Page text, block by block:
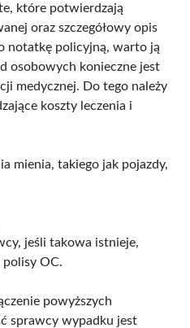
które potwierdzają
oraz szczegółowy opis
notatkę policyjną, warto ją
osobowych konieczne jest
medycznej. Do tego należy
koszty leczenia i
mienia, takiego jak pojazdy,
jeśli takowa istnieje,
OC.
powyższych
sprawcy wypadku jest